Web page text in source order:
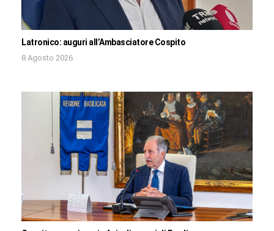
Latronico: auguri all’Ambasciatore Cospito
8 Agosto 2026